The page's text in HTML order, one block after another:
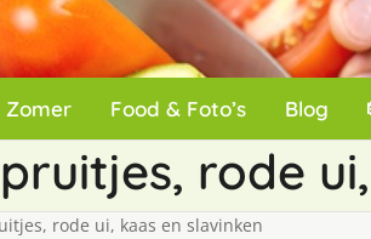
Zomer Food & Foto’s Blog
rode
rode ui, kaas en slavinken